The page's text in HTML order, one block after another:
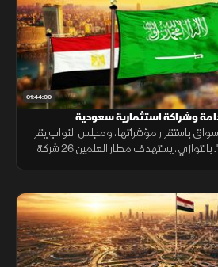
01:44:00
وشراكة استثمارية سعودية
باستقرار مؤشراتها، ومجلس النواب يقر
حوكمة "جهاز مستقبل مصر". بالتوازي، يستهدف مطار العلمين 26 شركة